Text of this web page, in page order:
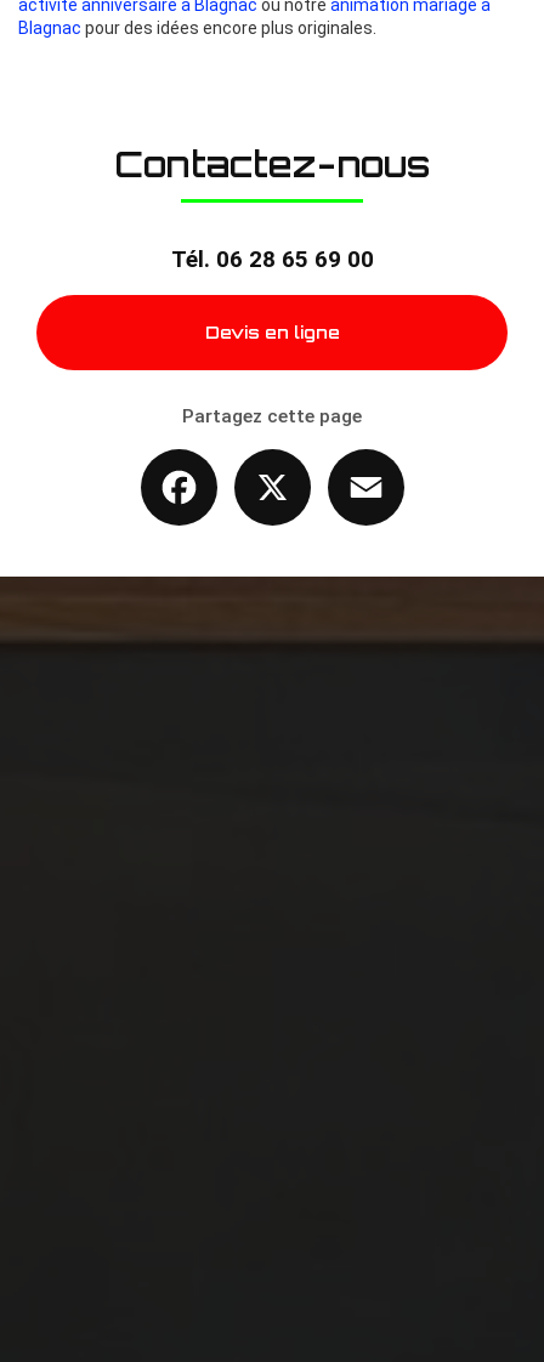
activité anniversaire à Blagnac ou notre animation mariage à
Blagnac pour des idées encore plus originales.
Contactez-nous
Tél. 06 28 65 69 00
Devis en ligne
Partagez cette page
Facebook